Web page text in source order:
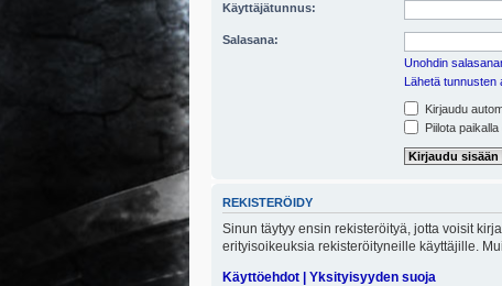
Käyttäjätunnus:
Salasana:
Unohdin
Lähetä tunnusten
Kirjaudu
Piilota
REKISTERÖIDY
Sinun täytyy ensin rekisteröityä, jotta voisit
erityisoikeuksia rekisteröityneille käyttäjille.
Käyttöehdot | Yksityisyyden suoja